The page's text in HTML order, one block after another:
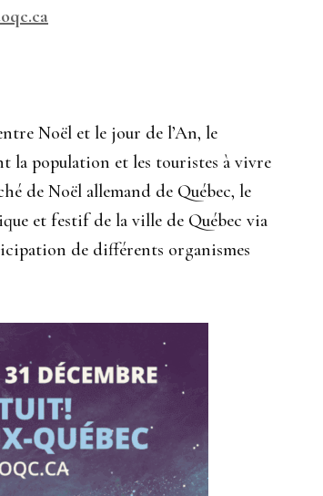
Noël et le jour de l’An, le
la population et les touristes à vivre
de Noël allemand de Québec, le
et festif de la ville de Québec via
de différents organismes